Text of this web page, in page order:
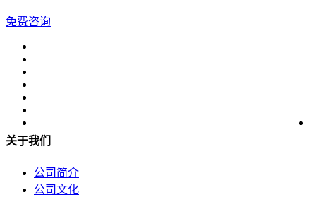
免费咨询
关于我们
公司简介
公司文化